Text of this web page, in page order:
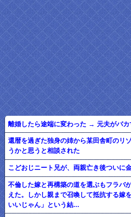
離婚したら途端に変わった → 元夫がバカ
還暦を過ぎた独身の姉から某田舎町のリ
うかと思うと相談された
こどおじニート兄が、両親亡き後ついに
不倫した嫁と再構築の道を選ぶもフラバ
えた。しかし親まで召喚して抵抗する嫁
いいじゃん」という結...